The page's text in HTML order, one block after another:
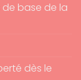
de base de la
dès le